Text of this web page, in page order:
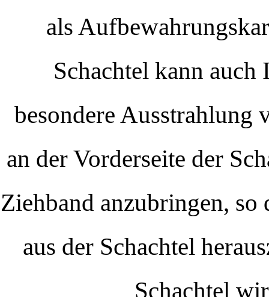
als
Schachtel kann auch
besondere Ausstrahlung
an der Vorderseite der
Ziehband anzubringen, so
aus der Schachtel
Schachtel